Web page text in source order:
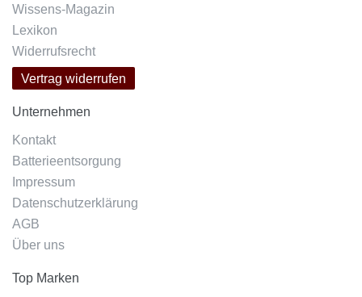
Wissens-Magazin
Lexikon
Widerrufsrecht
Vertrag widerrufen
Unternehmen
Kontakt
Batterieentsorgung
Impressum
Datenschutzerklärung
AGB
Über uns
Top Marken